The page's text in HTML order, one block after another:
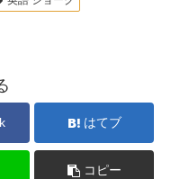
はてブ
コピー